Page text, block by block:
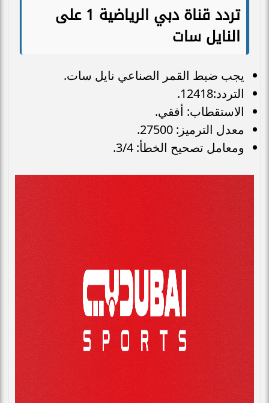
تردد قناة دبي الرياضية 1 على
النايل سات
يجب ضبط القمر الصناعي نايل سات.
التردد:12418.
الاستقطاب: أفقي.
معدل الترميز: 27500.
ومعامل تصحيح الخطأ: 3/4.